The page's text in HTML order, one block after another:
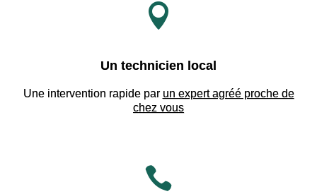

Un technicien local
Une intervention rapide par un expert agréé proche de
chez vous
